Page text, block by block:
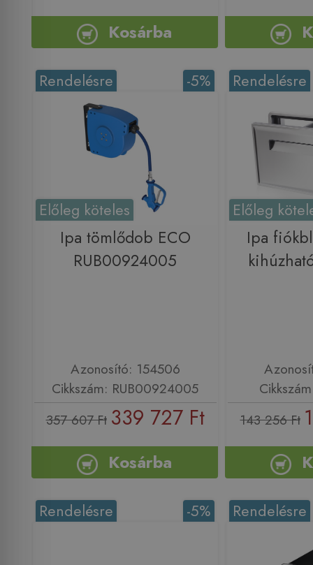
Kosárba
-5%
Rendelésre
Előleg köteles
Ipa tömlődob ECO
RUB00924005
Azonosító: 154506
Cikkszám: RUB00924005
357 607 Ft 339 727 Ft
Kosárba
Rendelésre
Előleg
Ipa
143 256 Ft
-5%
Rendelésre Rendelésre